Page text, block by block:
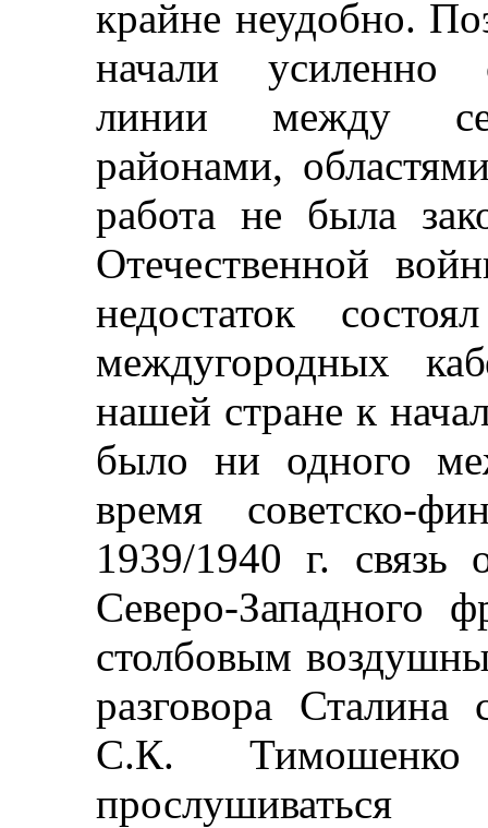
крайне неудобно.
начали усиленно
линии между
районами,
работа не была
Отечественной
недостаток
междугородных
нашей стране к
было ни одного
время советско-
1939/1940 г.
Северо-Западного
столбовым
разговора
С.К.
прослушиваться